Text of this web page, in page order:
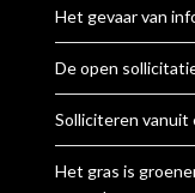
Het gevaar van
De open
Solliciteren vanuit
Het gras is